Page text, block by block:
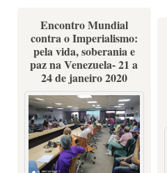
Encontro Mundial
contra o Imperialismo:
pela vida, soberania e
paz na Venezuela- 21 a
24 de janeiro 2020